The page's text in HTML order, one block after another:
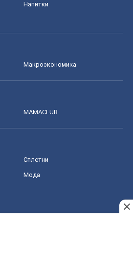
Напитки
Mакроэкономика
MAMACLUB
Сплетни
Мода